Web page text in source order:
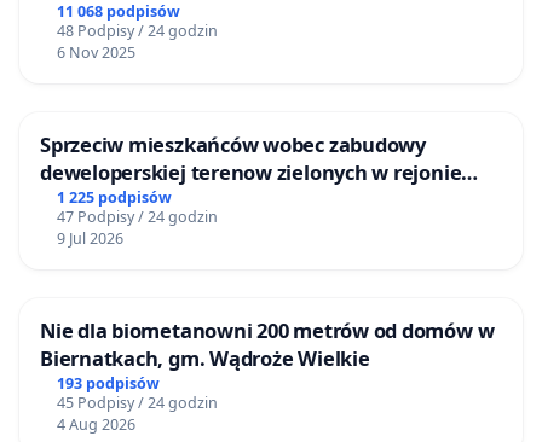
11 068 podpisów
48 Podpisy / 24 godzin
6 Nov 2025
Sprzeciw mieszkańców wobec zabudowy
deweloperskiej terenow zielonych w rejonie
Bulwarów Straceńskich w Bielsku-Białej
1 225 podpisów
47 Podpisy / 24 godzin
9 Jul 2026
Nie dla biometanowni 200 metrów od domów w
Biernatkach, gm. Wądroże Wielkie
193 podpisów
45 Podpisy / 24 godzin
4 Aug 2026